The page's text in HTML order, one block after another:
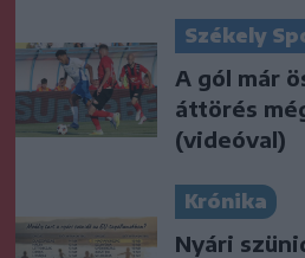
Székely
A gól már
áttörés
(videóval)
Krónika
Nyári